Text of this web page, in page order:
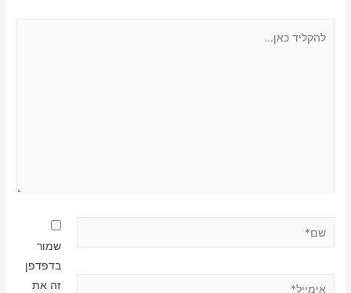
שמור
בדפדפן
זה את